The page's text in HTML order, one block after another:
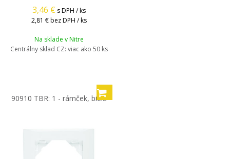
3,46 € s DPH / ks
2,81 € bez DPH / ks
Na sklade v Nitre
Centrálny sklad CZ: viac ako 50 ks
90910 TBR: 1 - rámček, biela